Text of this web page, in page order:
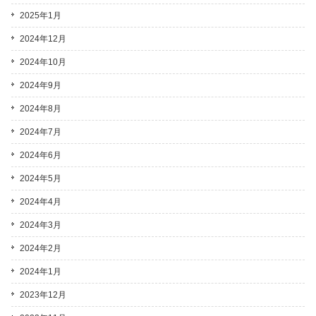
2025年1月
2024年12月
2024年10月
2024年9月
2024年8月
2024年7月
2024年6月
2024年5月
2024年4月
2024年3月
2024年2月
2024年1月
2023年12月